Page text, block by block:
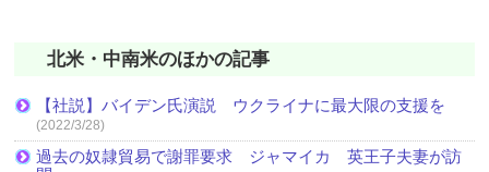
北米・中南米のほかの記事
【社説】バイデン氏演説 ウクライナに最大限の支援を
(2022/3/28)
過去の奴隷貿易で謝罪要求 ジャマイカ 英王子夫妻が訪